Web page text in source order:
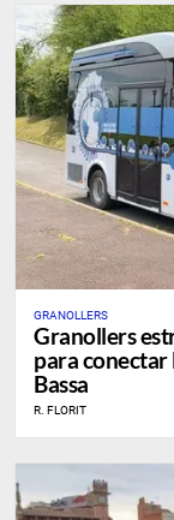
GRANOLLERS
Granollers
para conectar
Bassa
R. FLORIT